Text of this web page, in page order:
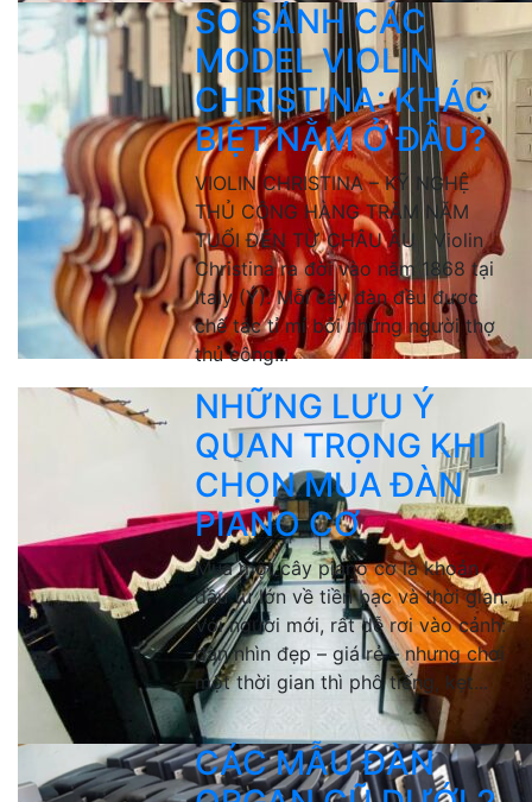
SO SÁNH CÁC
MODEL VIOLIN
CHRISTINA: KHÁC
BIỆT NẰM Ở ĐÂU?
VIOLIN CHRISTINA – KỸ NGHỆ
THỦ CÔNG HÀNG TRĂM NĂM
TUỔI ĐẾN TỪ CHÂU ÂU Violin
Christina ra đời vào năm 1868 tại
Italy (Ý). Mỗi cây đàn đều được
chế tác tỉ mỉ bởi những người thợ
thủ công...
NHỮNG LƯU Ý
QUAN TRỌNG KHI
CHỌN MUA ĐÀN
PIANO CƠ
Mua một cây piano cơ là khoản
đầu tư lớn về tiền bạc và thời gian.
Với người mới, rất dễ rơi vào cảnh:
đàn nhìn đẹp – giá rẻ – nhưng chơi
một thời gian thì phô tiếng, kẹt...
CÁC MẪU ĐÀN